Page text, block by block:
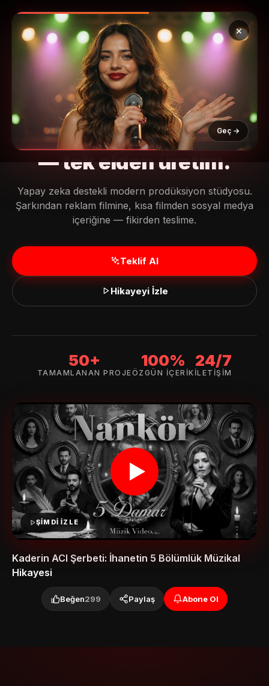
×
🔊
SESİ AÇMAK İÇİN DOKUN
Geç →
▶ Müzikleri Dinle
📖 Blog
MüzikalSenaryo 🇹🇷 TR Abone Ol
TÜRKİYE'NİN İLK YAPAY ZEKA MÜZİKALİ
Hayalindekimüzik klibi,
senaryovereklam filmi
— tek elden üretim.
Yapay zeka destekli modern prodüksiyon stüdyosu.
Şarkından reklam filmine, kısa filmden sosyal medya
içeriğine — fikirden teslime.
Teklif Al
Hikayeyi İzle
50+
TAMAMLANAN PROJE
100%
ÖZGÜN İÇERIK
24/7
İLETIŞIM
ŞİMDİ İZLE
Kaderin ACI Şerbeti: İhanetin 5 Bölümlük Müzikal
Hikayesi
Beğen299 Paylaş Abone Ol
Müzikal Senaryo Asistanı
ADINIZ *
E-POSTA *
TELEFON (WHATSAPP OLABILIR) *